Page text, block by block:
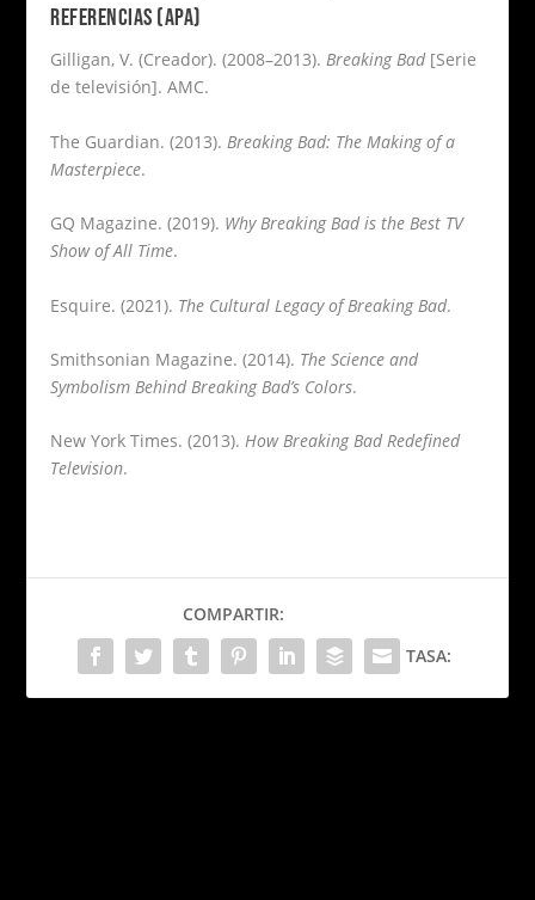
REFERENCIAS (APA)
Gilligan, V. (Creador). (2008–2013).Breaking Bad[Serie
de televisión]. AMC.
The Guardian. (2013).Breaking Bad: The Making of a
Masterpiece.
GQ Magazine. (2019). Why Breaking Bad is the Best TV
Show of All Time.
Esquire. (2021). The Cultural Legacy of Breaking Bad.
Smithsonian Magazine. (2014). The Science and
Symbolism Behind Breaking Bad’s Colors.
New York Times. (2013).How Breaking Bad Redefined
Television.
COMPARTIR:
TASA: